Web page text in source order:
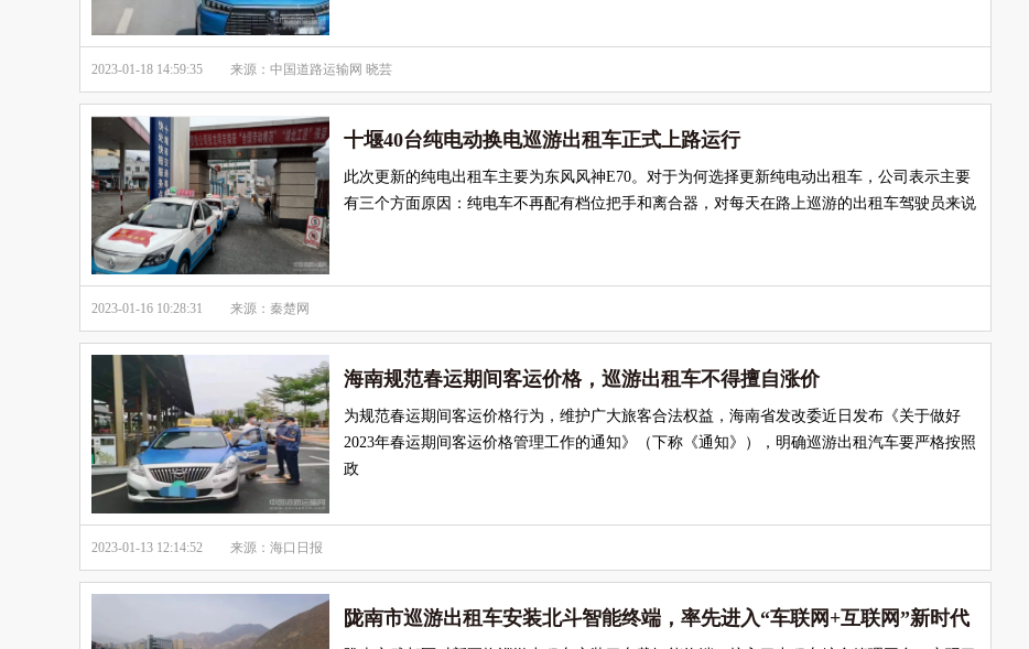
2023-01-18 14:59:35 来源：中国道路运输网 晓芸
十堰40台纯电动换电巡游出租车正式上路运行
此次更新的纯电出租车主要为东风风神E70。对于为何选择更新纯电动出租车，公司表示主要
有三个方面原因：纯电车不再配有档位把手和离合器，对每天在路上巡游的出租车驾驶员来说
2023-01-16 10:28:31 来源：秦楚网
海南规范春运期间客运价格，巡游出租车不得擅自涨价
为规范春运期间客运价格行为，维护广大旅客合法权益，海南省发改委近日发布《关于做好
2023年春运期间客运价格管理工作的通知》（下称《通知》），明确巡游出租汽车要严格按照
政
2023-01-13 12:14:52 来源：海口日报
陇南市巡游出租车安装北斗智能终端，率先进入“车联网+互联网”新时代